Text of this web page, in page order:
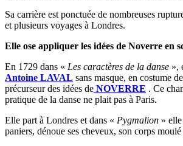
Sa carrière est ponctuée de nombreuses
et plusieurs voyages à Londres.
Elle ose appliquer les idées de Noverre en
En 1729 dans « Les caractères de la danse »,
Antoine LAVAL sans masque, en costume
précurseur des idées de NOVERRE . Ce
pratique de la danse ne plait pas à Paris.
Elle part à Londres et dans « Pygmalion »
paniers, dénoue ses cheveux, son corps